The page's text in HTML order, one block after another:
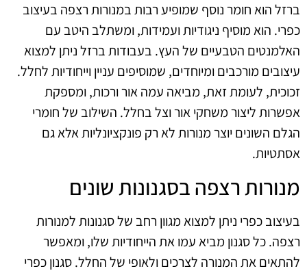
ברזל הוא חומר נוסף שמופיע רבות במנורות רצפה בעיצוב
כפרי. הוא מוסיף ניגודיות ועמידות, ומשתלב היטב עם
האלמנטים הטבעיים של העץ. בעבודות ברזל ניתן למצוא
עיצובים מורכבים ומיוחדים, שמוסיפים עניין וייחודיות לחלל.
זכוכית, לעומת זאת, מביאה עמה אור ורכות, ומספקת
אפשרות ליצור משחקי אור וצל בחלל. השילוב של חומרי
הגלם השונים יוצר מנורות לא רק פונקציונליות אלא גם
אסתטיות.
מנורות רצפה בסגנונות שונים
בעיצוב כפרי ניתן למצוא מגוון רחב של סגנונות למנורות
רצפה. כל סגנון מביא עמו את הייחודיות שלו, ומאפשר
להתאים את המנורה לצרכים ולאופי של החלל. סגנון כפרי